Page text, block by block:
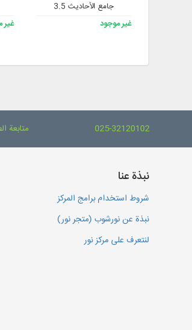
جامع الأحاديث 3.5
غير موجود
غير
025-32120102 متابعة
نبذة عنا
شروط استخدام برامج المركز
نبذة عن نورشوب (متجر نور)
لنتعرف على مركز نور